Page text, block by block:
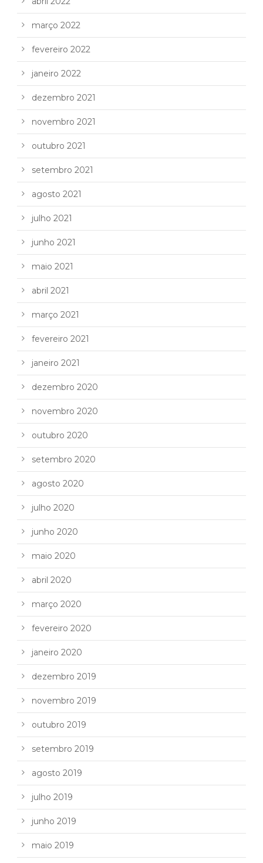
março 2022
fevereiro 2022
janeiro 2022
dezembro 2021
novembro 2021
outubro 2021
setembro 2021
agosto 2021
julho 2021
junho 2021
maio 2021
abril 2021
março 2021
fevereiro 2021
janeiro 2021
dezembro 2020
novembro 2020
outubro 2020
setembro 2020
agosto 2020
julho 2020
junho 2020
maio 2020
abril 2020
março 2020
fevereiro 2020
janeiro 2020
dezembro 2019
novembro 2019
outubro 2019
setembro 2019
agosto 2019
julho 2019
junho 2019
maio 2019